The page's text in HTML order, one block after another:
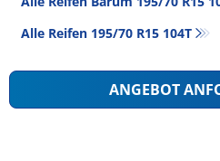
Alle Reifen‎ 195/70 R15 104T
ANGEBOT